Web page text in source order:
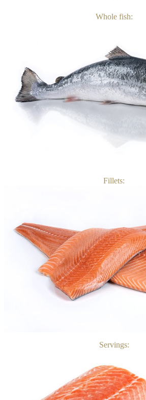
Whole fish:
Fillets:
Servings: